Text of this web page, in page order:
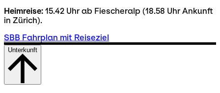
Heimreise: 15.42 Uhr ab Fiescheralp (18.58 Uhr Ankunft
in Zürich).
SBB Fahrplan mit Reiseziel
Unterkunft